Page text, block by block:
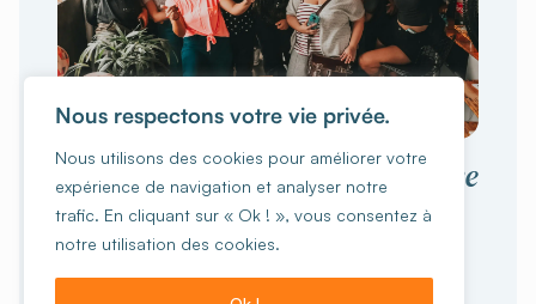
Vivez une expériencecollective
inoubliable
Vous êtes 15 personnes ou plus ?
familles, groupes d'amis, sportifs ou autres, on
Nous respectons votre vie privée.
Nous utilisons des cookies pour améliorer votre
expérience de navigation et analyser notre
trafic. En cliquant sur « Ok ! », vous consentez à
notre utilisation des cookies.